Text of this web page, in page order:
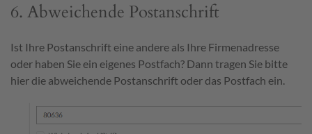
6. Abweichende Postanschrift
Ist Ihre Postanschrift eine andere als Ihre Firmenadresse
oder haben Sie ein eigenes Postfach? Dann tragen Sie bitte
hier die abweichende Postanschrift oder das Postfach ein.